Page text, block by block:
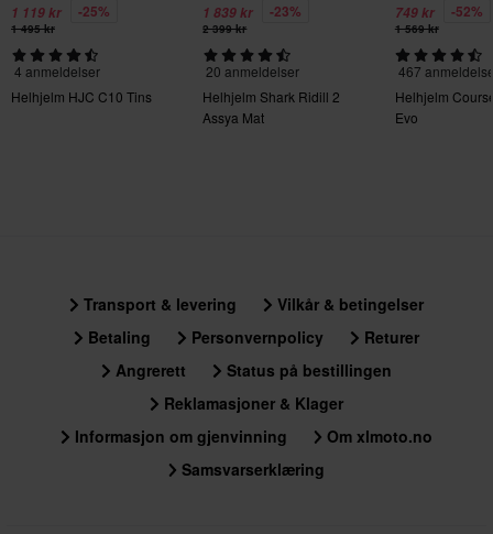
Hjelmegenskaper
Avtagbart fôr, Hurtigfesting, Pinlock klargjort, Internt solvisir
Produktvekt
Pakkemål
XS
L
1 119 kr -25%
1 495 kr
4 anmeldelser
Helhjelm HJC C10 Tins
1 839 kr -23%
2 399 kr
20 anmeldelser
Helhjelm Shark Ridill 2
Assya Mat
749 kr -52%
1 569 kr
467
Helhjelm
Evo
Transport & levering
Vilkår & betingelser
Betaling
Personvernpolicy
Returer
Angrerett
Status på bestillingen
Reklamasjoner & Klager
Informasjon om gjenvinning
Om xlmoto.no
Samsvarserklæring